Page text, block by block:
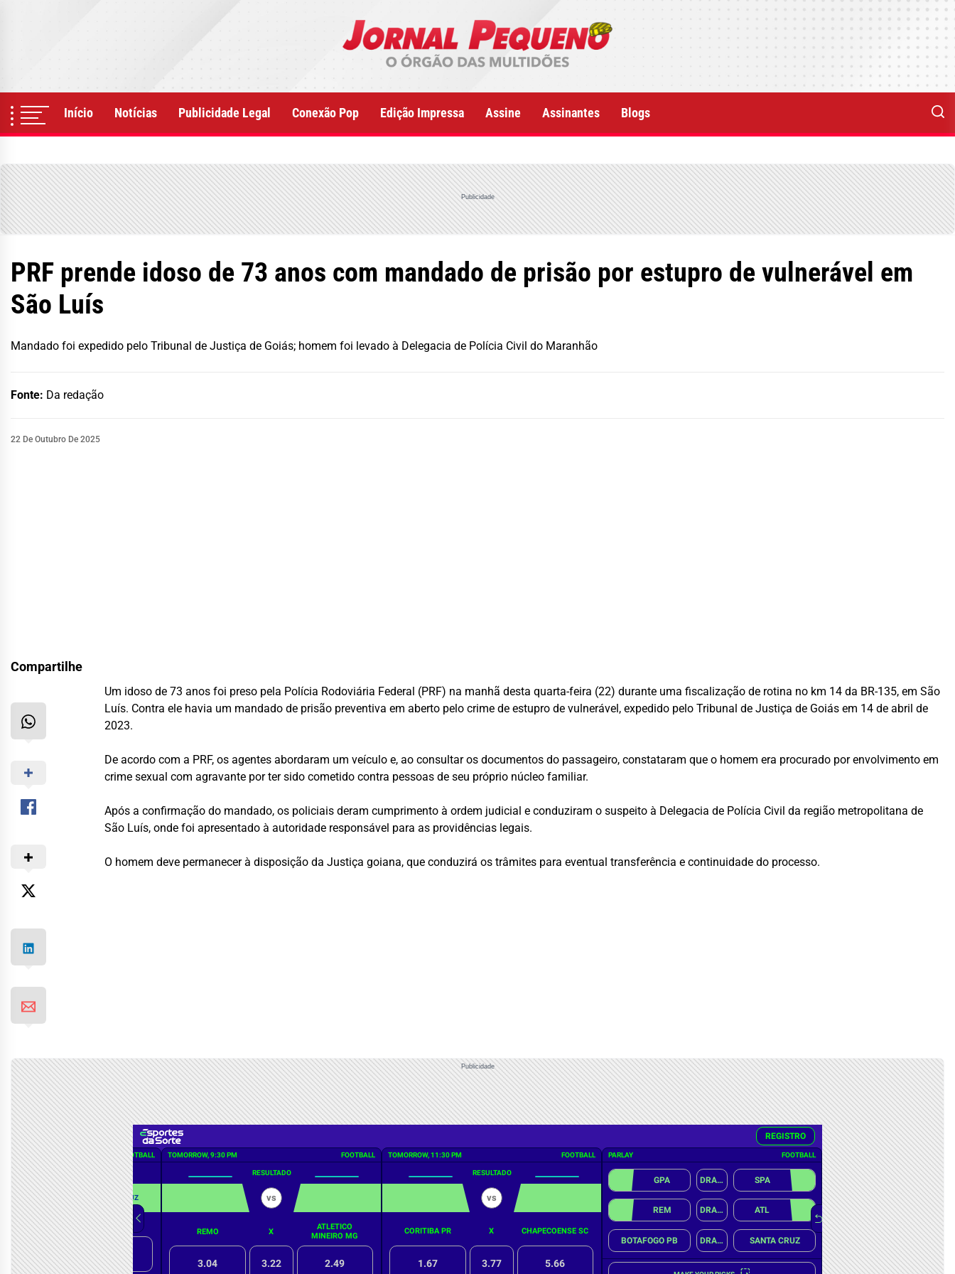
Início Notícias Publicidade Legal Conexão Pop Edição Impressa Assine Assinantes Blogs
Publicidade
PRF prende idoso de 73 anos com mandado de prisão por estupro de vulnerável em
São Luís
Mandado foi expedido pelo Tribunal de Justiça de Goiás; homem foi levado à Delegacia de Polícia Civil do Maranhão
Fonte: Da redação
22 De Outubro De 2025
Compartilhe
Um idoso de 73 anos foi preso pela Polícia Rodoviária Federal (PRF) na manhã desta quarta-feira (22) durante uma fiscalização de rotina no km 14 da BR-135, em São
Luís. Contra ele havia um mandado de prisão preventiva em aberto pelo crime de estupro de vulnerável, expedido pelo Tribunal de Justiça de Goiás em 14 de abril de
2023.
De acordo com a PRF, os agentes abordaram um veículo e, ao consultar os documentos do passageiro, constataram que o homem era procurado por envolvimento em
crime sexual com agravante por ter sido cometido contra pessoas de seu próprio núcleo familiar.
Após a confirmação do mandado, os policiais deram cumprimento à ordem judicial e conduziram o suspeito à Delegacia de Polícia Civil da região metropolitana de
São Luís, onde foi apresentado à autoridade responsável para as providências legais.
O homem deve permanecer à disposição da Justiça goiana, que conduzirá os trâmites para eventual transferência e continuidade do processo.
Publicidade